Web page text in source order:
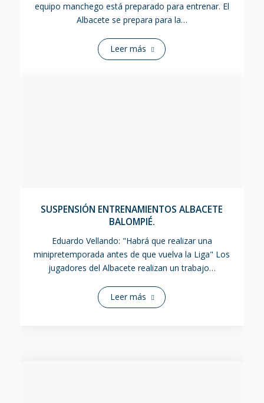
equipo manchego está preparado para entrenar. El
Albacete se prepara para la…
Leer más
SUSPENSIÓN ENTRENAMIENTOS ALBACETE
BALOMPIÉ.
Eduardo Vellando: "Habrá que realizar una
minipretemporada antes de que vuelva la Liga" Los
jugadores del Albacete realizan un trabajo…
Leer más